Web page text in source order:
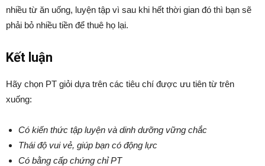
nhiều từ ăn uống, luyện tập vì sau khi hết thời gian đó thì bạn sẽ
phải bỏ nhiều tiền để thuê họ lại.
Kết luận
Hãy chọn PT giỏi dựa trên các tiêu chí được ưu tiên từ trên
xuống:
Có kiến thức tập luyện và dinh dưỡng vững chắc
Thái độ vui vẻ, giúp bạn có động lực
Có bằng cấp chứng chỉ PT